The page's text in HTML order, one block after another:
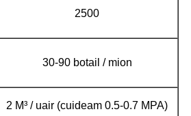
2500
30-90 botail / mion
2 M³ / uair (cuideam 0.5-0.7 MPA)